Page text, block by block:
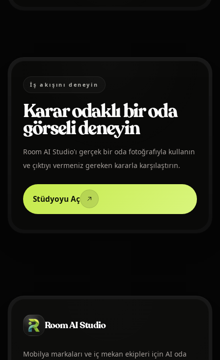
İş akışını deneyin
Karar odaklı bir oda
görseli deneyin
Room AI Studio'ı gerçek bir oda fotoğrafıyla kullanın
ve çıktıyı vermeniz gereken kararla karşılaştırın.
Stüdyoyu Aç
Room AI Studio
Mobilya markaları ve iç mekan ekipleri için AI oda